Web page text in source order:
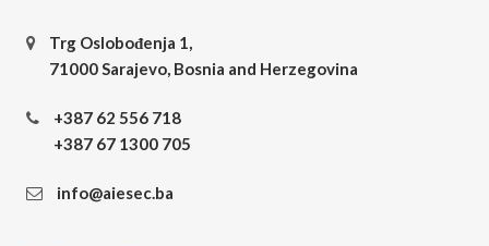
Trg Oslobođenja 1,
71000 Sarajevo, Bosnia and Herzegovina
+387 62 556 718
+387 67 1300 705
info@aiesec.ba